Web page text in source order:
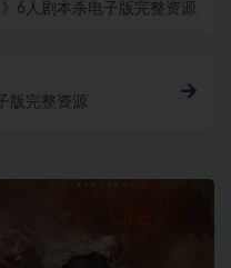
6人剧本杀电子版完整资源
版完整资源